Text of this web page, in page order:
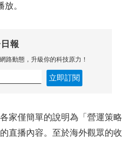
。
報
路動態，升級你的科技原力！
立即訂閱
家僅簡單的說明為「營運策略
直播內容。至於海外觀眾的收